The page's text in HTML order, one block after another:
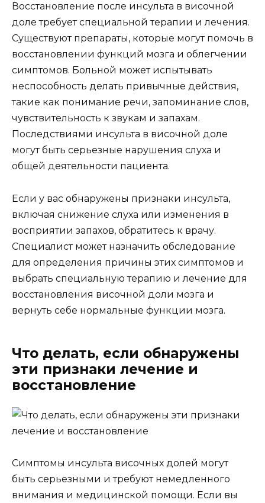
Восстановление после инсульта в височной
доле требует специальной терапии и лечения.
Существуют препараты, которые могут помочь в
восстановлении функций мозга и облегчении
симптомов. Больной может испытывать
неспособность делать привычные действия,
такие как понимание речи, запоминание слов,
чувствительность к звукам и запахам.
Последствиями инсульта в височной доле
могут быть серьезные нарушения слуха и
общей деятельности пациента.
Если у вас обнаружены признаки инсульта,
включая снижение слуха или изменения в
восприятии запахов, обратитесь к врачу.
Специалист может назначить обследование
для определения причины этих симптомов и
выбрать специальную терапию и лечение для
восстановления височной доли мозга и
вернуть себе нормальные функции мозга.
Что делать, если обнаружены
эти признаки лечение и
восстановление
Симптомы инсульта височных долей могут
быть серьезными и требуют немедленного
внимания и медицинской помощи. Если вы